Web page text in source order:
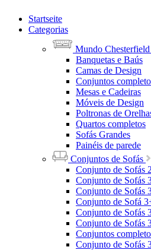
Startseite
Categorias
Mundo Chesterfield
Banquetas e Baús
Camas de Design
Conjuntos
Mesas e Cadeiras
Móveis de Design
Poltronas de
Quartos completos
Sofás Grandes
Painéis de parede
Conjuntos de Sofás
Conjunto de Sofás
Conjunto de Sofás
Conjunto de Sofás
Conjunto de Sofá
Conjunto de Sofás
Conjunto de Sofás
Conjuntos
Conjunto de Sofás